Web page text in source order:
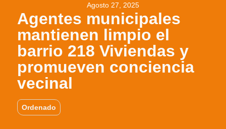
Agosto 27, 2025
Agentes municipales
mantienen limpio el
barrio 218 Viviendas y
promueven conciencia
vecinal
Ordenado